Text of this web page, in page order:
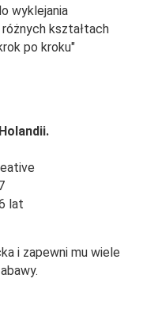
wyklejania
kształtach
po kroku"
lat
i zapewni mu wiele